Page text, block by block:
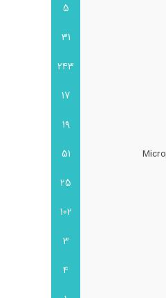
5
31
243
17
19
51
25
102
3
4